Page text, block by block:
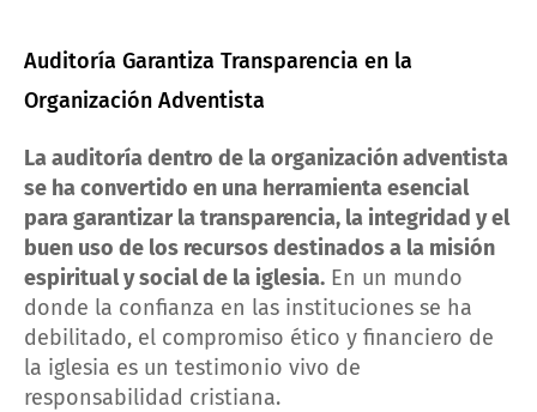
Auditoría Garantiza Transparencia en la
Organización Adventista
La auditoría dentro de la organización adventista
se ha convertido en una herramienta esencial
para garantizar la transparencia, la integridad y el
buen uso de los recursos destinados a la misión
espiritual y social de la iglesia. En un mundo
donde la confianza en las instituciones se ha
debilitado, el compromiso ético y financiero de
la iglesia es un testimonio vivo de
responsabilidad cristiana.